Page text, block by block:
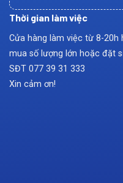
Thời gian làm việc
Cửa hàng làm việc từ 8-20h
mua số lượng lớn hoặc đặt
SĐT 077 39 31 333
Xin cảm ơn!